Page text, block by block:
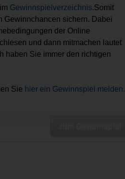
Gewinnspielverzeichnis.Somit
Gewinnchancen sichern. Dabei
der Online
und dann mitmachen lautet
haben Sie immer den richtigen
Sie hier ein Gewinnspiel melden.